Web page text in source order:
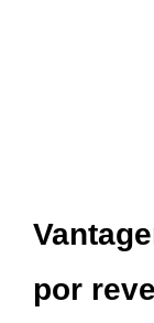
por